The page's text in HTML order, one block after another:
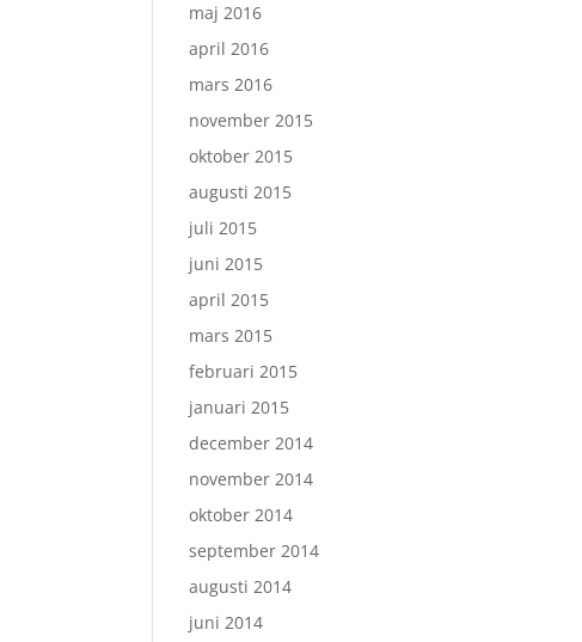
maj 2016
april 2016
mars 2016
november 2015
oktober 2015
augusti 2015
juli 2015
juni 2015
april 2015
mars 2015
februari 2015
januari 2015
december 2014
november 2014
oktober 2014
september 2014
augusti 2014
juni 2014